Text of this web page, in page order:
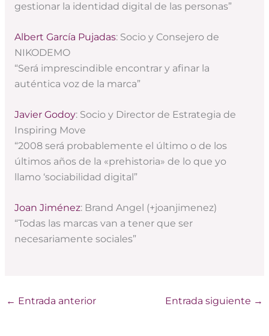
gestionar la identidad digital de las personas”
Albert García Pujadas: Socio y Consejero de
NIKODEMO
“Será imprescindible encontrar y afinar la
auténtica voz de la marca”
Javier Godoy: Socio y Director de Estrategia de
Inspiring Move
“2008 será probablemente el último o de los
últimos años de la «prehistoria» de lo que yo
llamo ‘sociabilidad digital”
Joan Jiménez: Brand Angel (+joanjimenez)
“Todas las marcas van a tener que ser
necesariamente sociales”
← Entrada anterior Entrada siguiente →